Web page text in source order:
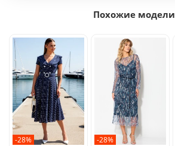
Похожие модели
-28% -28%